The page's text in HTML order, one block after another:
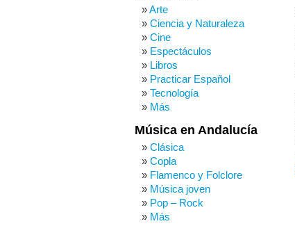
Arte
Ciencia y Naturaleza
Cine
Espectáculos
Libros
Practicar Español
Tecnología
Más
Música en Andalucía
Clásica
Copla
Flamenco y Folclore
Música joven
Pop – Rock
Más